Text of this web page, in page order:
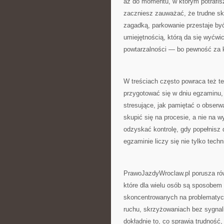
zaczniesz zauważać, że trudne
zagadką, parkowanie przestaje
umiejętnością, którą da się
powtarzalności — bo pewność za
W treściach często powraca też
przygotować się w dniu
stresujące, jak pamiętać o
skupić się na procesie, a nie na
odzyskać kontrolę, gdy popełnisz
egzaminie liczy się nie tylko
PrawoJazdyWroclaw.pl porusza
które dla wielu osób są
skoncentrowanych na
ruchu, skrzyżowaniach bez
dokładnie to, co sprawia